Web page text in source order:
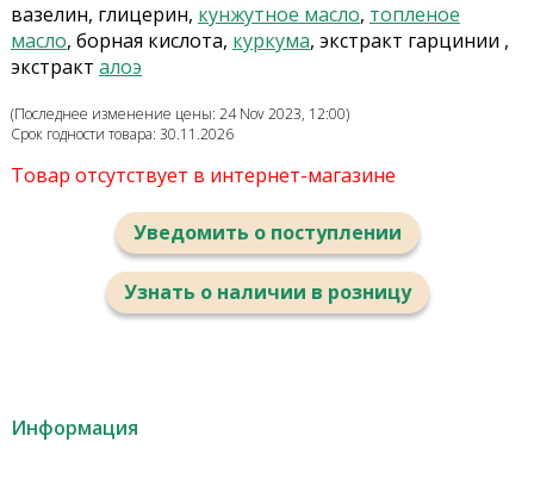
вазелин, глицерин, кунжутное масло, топленое
масло, борная кислота, куркума, экстракт гарцинии ,
экстракт алоэ
(Последнее изменение цены: 24 Nov 2023, 12:00)
Срок годности товара: 30.11.2026
Товар отсутствует в интернет-магазине
Уведомить о поступлении
Узнать о наличии в розницу
Информация